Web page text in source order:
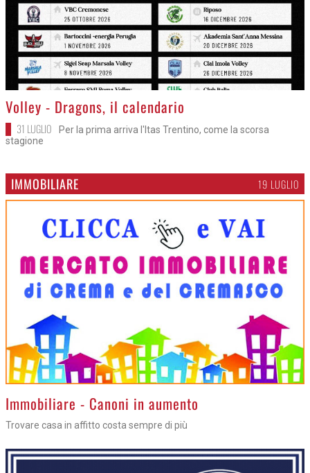
>
Volley - Dragons, il calendario
31 LUGLIO
Per la prima arriva l'Itas Trentino, come la scorsa
stagione
IMMOBILIARE 19 LUGLIO
>Immobiliare - Canoni in aumento
Trovare casa in affitto costa sempre di più